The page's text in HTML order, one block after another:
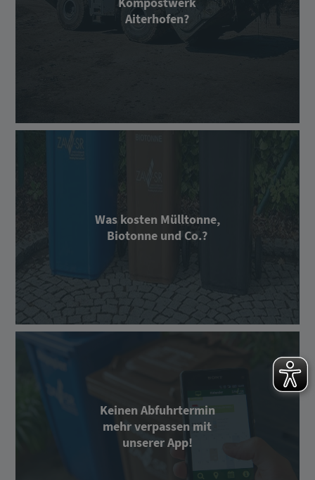
Aiterhofen?
Was kosten Mülltonne,
Biotonne und Co.?
Keinen Abfuhrtermin
mehr verpassen mit
unserer App!